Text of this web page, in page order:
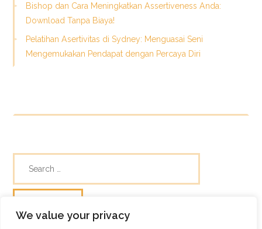
We value your privacy
Bishop dan Cara Meningkatkan Assertiveness Anda:
Download Tanpa Biaya!
Pelatihan Asertivitas di Sydney: Menguasai Seni
Mengemukakan Pendapat dengan Percaya Diri